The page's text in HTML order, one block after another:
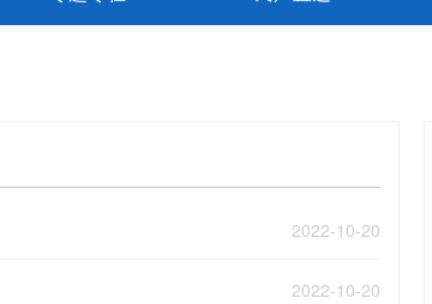
2022-10-20
2022-10-20